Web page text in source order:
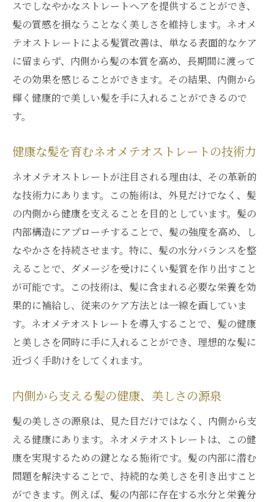
スでしなやかなストレートヘアを提供することができ、
髪の質感を損なうことなく美しさを維持します。ネオメ
テオストレートによる髪質改善は、単なる表面的なケア
に留まらず、内側から髪の本質を高め、長期間に渡って
その効果を感じることができます。その結果、内側から
輝く健康的で美しい髪を手に入れることができるので
す。
健康な髪を育むネオメテオストレートの技術力
ネオメテオストレートが注目される理由は、その革新的
な技術力にあります。この施術は、外見だけでなく、髪
の内側から健康を支えることを目的としています。髪の
内部構造にアプローチすることで、髪の強度を高め、し
なやかさを持続させます。特に、髪の水分バランスを整
えることで、ダメージを受けにくい髪質を作り出すこと
が可能です。この技術は、髪に含まれる必要な栄養を効
果的に補給し、従来のケア方法とは一線を画していま
す。ネオメテオストレートを導入することで、髪の健康
と美しさを同時に手に入れることができ、理想的な髪に
近づく手助けをしてくれます。
内側から支える髪の健康、美しさの源泉
髪の美しさの源泉は、見た目だけではなく、内側から支
える健康にあります。ネオメテオストレートは、この健
康を実現するための鍵となる施術です。髪の内部に潜む
問題を解決することで、持続的な美しさを引き出すこと
ができます。例えば、髪の内部に存在する水分と栄養分